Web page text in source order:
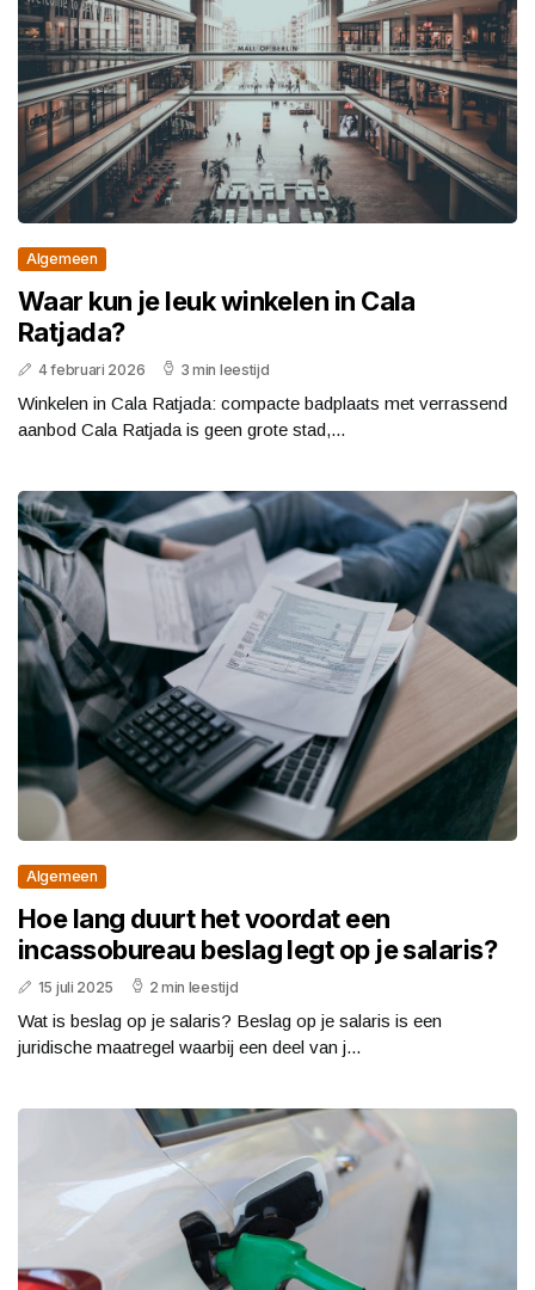
Algemeen
Waar kun je leuk winkelen in Cala
Ratjada?
4 februari 2026 3 min leestijd
Winkelen in Cala Ratjada: compacte badplaats met verrassend
aanbod Cala Ratjada is geen grote stad,...
Algemeen
Hoe lang duurt het voordat een
incassobureau beslag legt op je salaris?
15 juli 2025 2 min leestijd
Wat is beslag op je salaris? Beslag op je salaris is een
juridische maatregel waarbij een deel van j...